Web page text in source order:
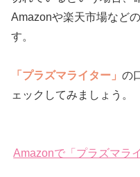
Amazonや楽天市場など
す。
「プラズマライター」 の
ェックしてみましょう。
Amazonで「プラズマラ